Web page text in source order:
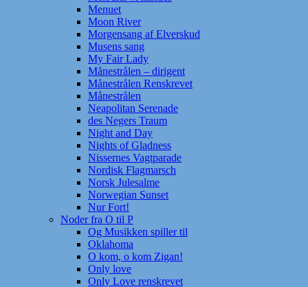
Menuet
Moon River
Morgensang af Elverskud
Musens sang
My Fair Lady
Månestrålen – dirigent
Månestrålen Renskrevet
Månestrålen
Neapolitan Serenade
des Negers Traum
Night and Day
Nights of Gladness
Nissernes Vagtparade
Nordisk Flagmarsch
Norsk Julesalme
Norwegian Sunset
Nur Fort!
Noder fra O til P
Og Musikken spiller til
Oklahoma
O kom, o kom Zigan!
Only love
Only Love renskrevet